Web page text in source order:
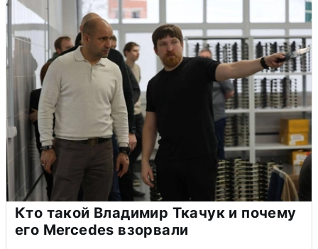
Кто такой Владимир Ткачук и почему
его Mercedes взорвали